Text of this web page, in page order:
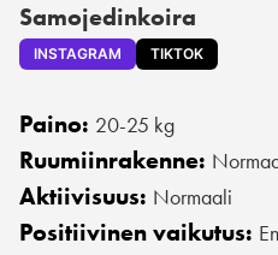
Samojedinkoira
INSTAGRAM TIKTOK
Paino: 20-25 kg
Ruumiinrakenne:
Aktiivisuus: Normaali
Positiivinen vaikutus: